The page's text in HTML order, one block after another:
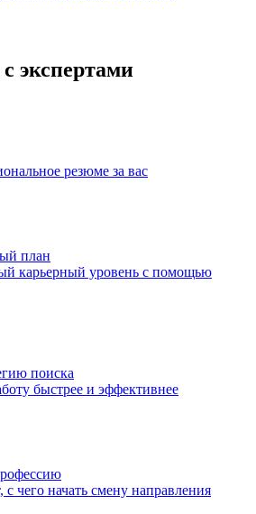
экспертами
резюме за вас
план
карьерный уровень с помощью
поиска
быстрее и эффективнее
чего начать смену направления